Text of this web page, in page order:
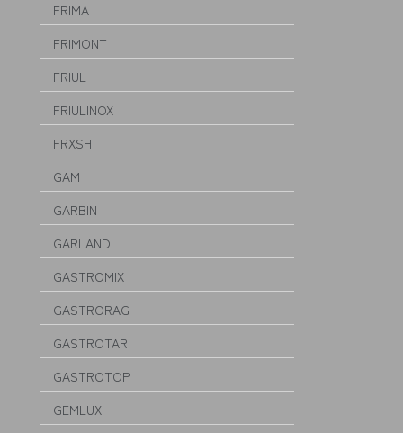
FRIMA
FRIMONT
FRIUL
FRIULINOX
FRXSH
GAM
GARBIN
GARLAND
GASTROMIX
GASTRORAG
GASTROTAR
GASTROTOP
GEMLUX